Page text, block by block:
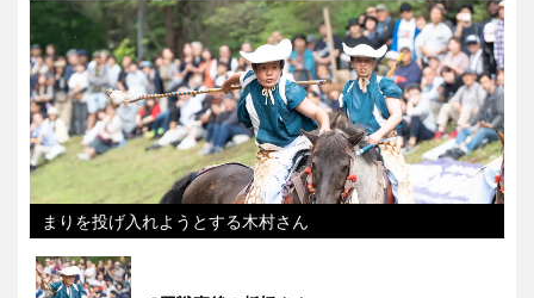
まりを投げ入れようとする木村さん